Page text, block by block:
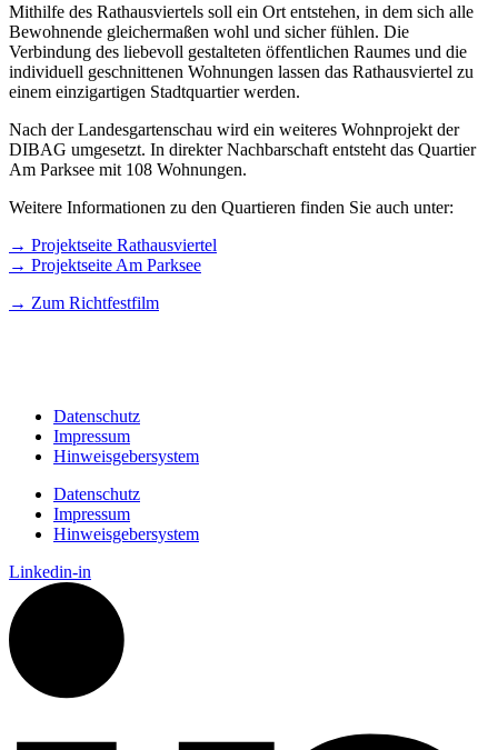
Mithilfe des Rathausviertels soll ein Ort entstehen, in dem sich alle
Bewohnende gleichermaßen wohl und sicher fühlen. Die
Verbindung des liebevoll gestalteten öffentlichen Raumes und die
individuell geschnittenen Wohnungen lassen das Rathausviertel zu
einem einzigartigen Stadtquartier werden.
Nach der Landesgartenschau wird ein weiteres Wohnprojekt der
DIBAG umgesetzt. In direkter Nachbarschaft entsteht das Quartier
Am Parksee mit 108 Wohnungen.
Weitere Informationen zu den Quartieren finden Sie auch unter:
→ Projektseite Rathausviertel
→ Projektseite Am Parksee
→ Zum Richtfestfilm
Datenschutz
Impressum
Hinweisgebersystem
Datenschutz
Impressum
Hinweisgebersystem
Linkedin-in